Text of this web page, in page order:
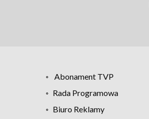
Abonament TVP
Rada Programowa
Biuro Reklamy